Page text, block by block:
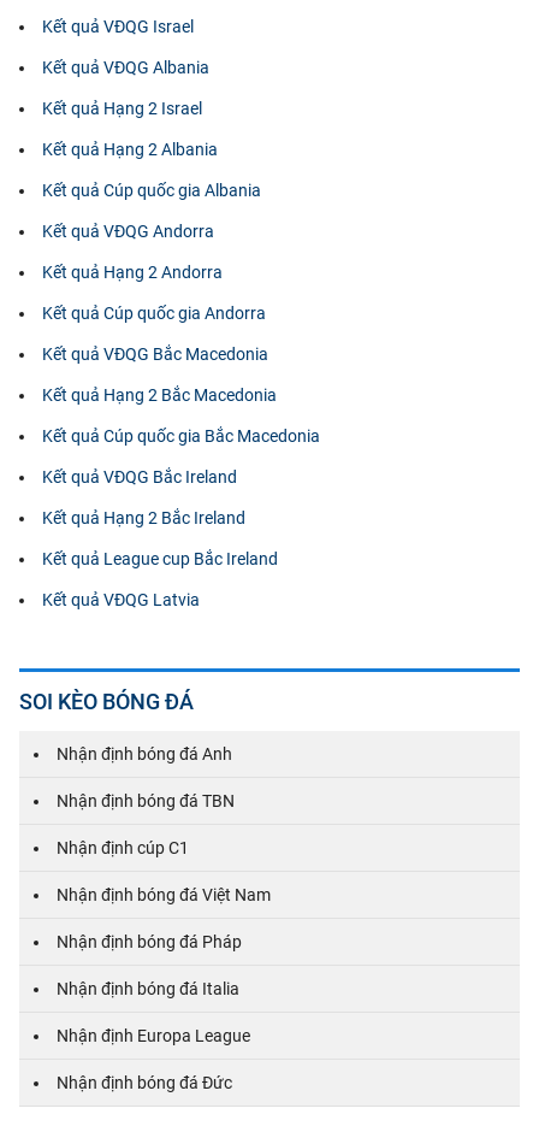
Kết quả VĐQG Israel
Kết quả VĐQG Albania
Kết quả Hạng 2 Israel
Kết quả Hạng 2 Albania
Kết quả Cúp quốc gia Albania
Kết quả VĐQG Andorra
Kết quả Hạng 2 Andorra
Kết quả Cúp quốc gia Andorra
Kết quả VĐQG Bắc Macedonia
Kết quả Hạng 2 Bắc Macedonia
Kết quả Cúp quốc gia Bắc Macedonia
Kết quả VĐQG Bắc Ireland
Kết quả Hạng 2 Bắc Ireland
Kết quả League cup Bắc Ireland
Kết quả VĐQG Latvia
SOI KÈO BÓNG ĐÁ
Nhận định bóng đá Anh
Nhận định bóng đá TBN
Nhận định cúp C1
Nhận định bóng đá Việt Nam
Nhận định bóng đá Pháp
Nhận định bóng đá Italia
Nhận định Europa League
Nhận định bóng đá Đức